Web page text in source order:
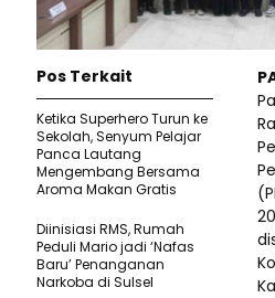
Pos Terkait
Ketika Superhero Turun ke
Sekolah, Senyum Pelajar
Panca Lautang
Mengembang Bersama
Aroma Makan Gratis
Diinisiasi RMS, Rumah
Peduli Mario jadi ‘Nafas
Baru’ Penanganan
Narkoba di Sulsel